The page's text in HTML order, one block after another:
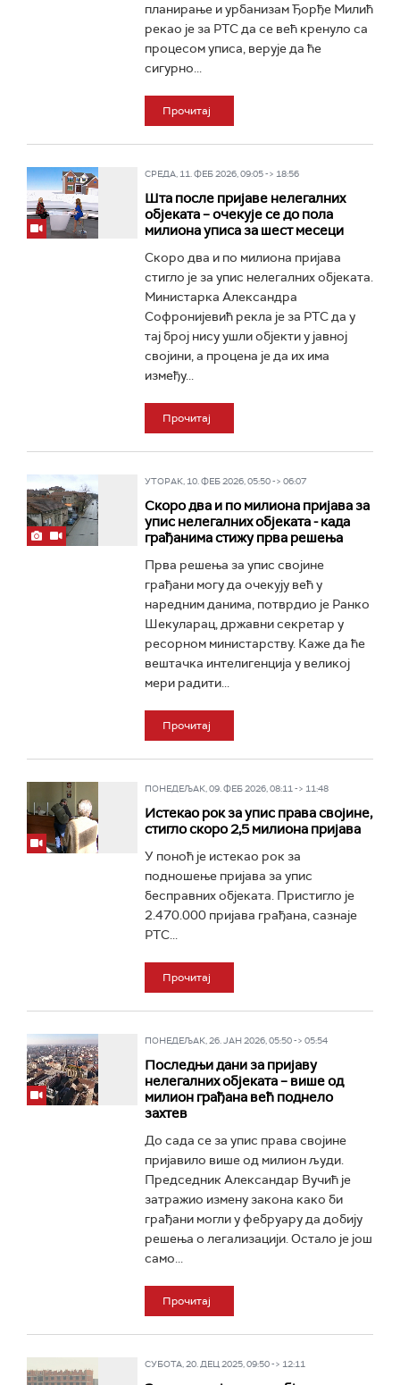
планирање и урбанизам Ђорђе Милић
рекао је за РТС да се већ кренуло са
процесом уписа, верује да ће
сигурно...
Прочитај
СРЕДА, 11. ФЕБ 2026, 09:05 -> 18:56
Шта после пријаве нелегалних
објеката – очекује се до пола
милиона уписа за шест месеци
Скоро два и по милиона пријава
стигло је за упис нелегалних објеката.
Министарка Александра
Софронијевић рекла је за РТС да у
тај број нису ушли објекти у јавној
својини, а процена је да их има
између...
Прочитај
УТОРАК, 10. ФЕБ 2026, 05:50 -> 06:07
Скоро два и по милиона пријава за
упис нелегалних објеката - када
грађанима стижу прва решења
Прва решења за упис својине
грађани могу да очекују већ у
наредним данима, потврдио је Ранко
Шекуларац, државни секретар у
ресорном министарству. Каже да ће
вештачка интелигенција у великој
мери радити...
Прочитај
ПОНЕДЕЉАК, 09. ФЕБ 2026, 08:11 -> 11:48
Истекао рок за упис права својине,
стигло скоро 2,5 милиона пријава
У поноћ је истекао рок за
подношење пријава за упис
бесправних објеката. Пристигло је
2.470.000 пријава грађана, сазнаје
РТС...
Прочитај
ПОНЕДЕЉАК, 26. ЈАН 2026, 05:50 -> 05:54
Последњи дани за пријаву
нелегалних објеката – више од
милион грађана већ поднело
захтев
До сада се за упис права својине
пријавило више од милион људи.
Председник Александар Вучић је
затражио измену закона како би
грађани могли у фебруару да добију
решења о легализацији. Остало је још
само...
Прочитај
СУБОТА, 20. ДЕЦ 2025, 09:50 -> 12:11